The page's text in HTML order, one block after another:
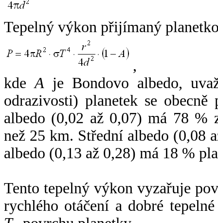
Tepelný výkon přijímaný
,
kdeA je Bondovo albedo,
odrazivosti) planetek se
albedo (0,02 až 0,07) má 78 %
než 25 km. Střední albedo (0,08
albedo (0,13 až 0,28) má 18 %
Tento tepelný výkon vyzařuje
rychlého otáčení a dobré